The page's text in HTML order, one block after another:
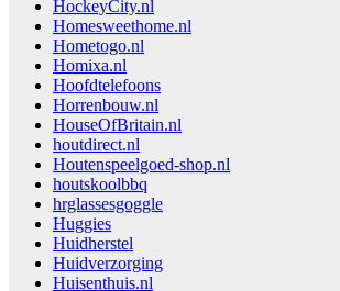
HockeyCity.nl
Homesweethome.nl
Hometogo.nl
Homixa.nl
Hoofdtelefoons
Horrenbouw.nl
HouseOfBritain.nl
houtdirect.nl
Houtenspeelgoed-shop.nl
houtskoolbbq
hrglassesgoggle
Huggies
Huidherstel
Huidverzorging
Huisenthuis.nl